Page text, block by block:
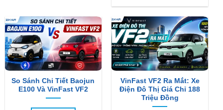
So Sánh Chi Tiết Baojun
E100 Và VinFast VF2
VinFast VF2 Ra Mắt: Xe
Điện Đô Thị Giá Chỉ 188
Triệu Đồng